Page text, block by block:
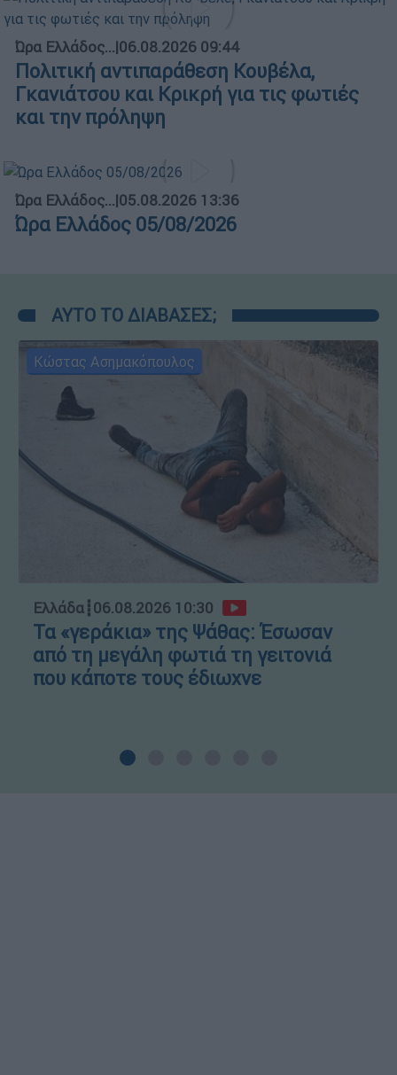
Ώρα Ελλάδος...|06.08.2026 09:44
Πολιτική αντιπαράθεση Κουβέλα,
Γκανιάτσου και Κρικρή για τις φωτιές
και την πρόληψη
Ώρα Ελλάδος...|05.08.2026 13:36
Ώρα Ελλάδος 05/08/2026
ΑΥΤΟ ΤΟ ΔΙΑΒΑΣΕΣ;
Κώστας Ασημακόπουλος
Ελλάδα┋06.08.2026 10:30
Τα «γεράκια» της Ψάθας: Έσωσαν
από τη μεγάλη φωτιά τη γειτονιά
που κάποτε τους έδιωχνε